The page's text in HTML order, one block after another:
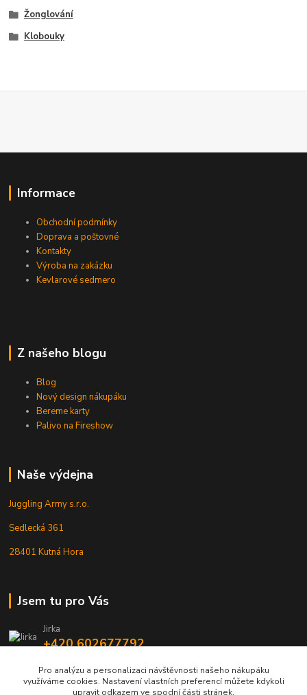
Žonglování
Klobouky
Informace
Obchodní podmínky
Doprava a poštovné
Kontakty
Výroba na zakázku
Kevlarové sedmero
Z našeho blogu
Blog
Nový design nákupáku
Bereme karty
Palivo na Fireshow
Naše výdejna
Juggling Army s.r.o.
Sedlecká 361
28401 Kutná Hora
Jsem tu pro Vás
Jirka
+420 602677792
info@jarmy.cz
Pro analýzu a personalizaci návštěvnosti našeho nákupáku
využíváme cookies. Nastavení vlastních preferencí můžete kdykoli
upravit odkazem ve spodní části stránek.